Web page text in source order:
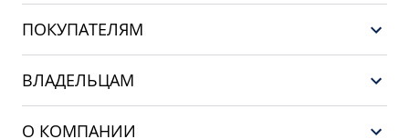
EX5
PREFACE
ПОКУПАТЕЛЯМ
ВЛАДЕЛЬЦАМ
О КОМПАНИИ